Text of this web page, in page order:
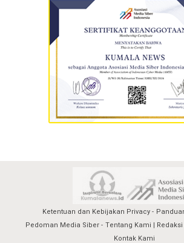
Ketentuan dan Kebijakan Privacy
Pedoman Media Siber
Tentang Kami | Redaksi
Kontak Kami